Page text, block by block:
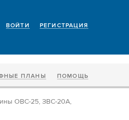
РЕГИСТРАЦИЯ
ВОЙТИ
ПЛАНЫ ПОМОЩЬ
ОВС-25, ЗВС-20А,